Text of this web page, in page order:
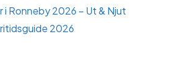
i Ronneby 2026 – Ut & Njut
2026